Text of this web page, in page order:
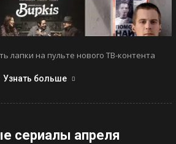
лапки на пульте нового ТВ-контента
Узнать больше
сериалы апреля